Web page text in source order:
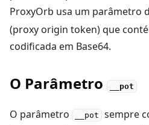
ProxyOrb usa um parâmetro
(proxy origin token) que
codificada em Base64.
O Parâmetro __pot
O parâmetro __pot sempre